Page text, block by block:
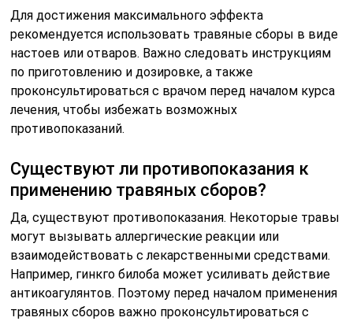
Для достижения максимального эффекта
рекомендуется использовать травяные сборы в виде
настоев или отваров. Важно следовать инструкциям
по приготовлению и дозировке, а также
проконсультироваться с врачом перед началом курса
лечения, чтобы избежать возможных
противопоказаний.
Существуют ли противопоказания к
применению травяных сборов?
Да, существуют противопоказания. Некоторые травы
могут вызывать аллергические реакции или
взаимодействовать с лекарственными средствами.
Например, гинкго билоба может усиливать действие
антикоагулянтов. Поэтому перед началом применения
травяных сборов важно проконсультироваться с